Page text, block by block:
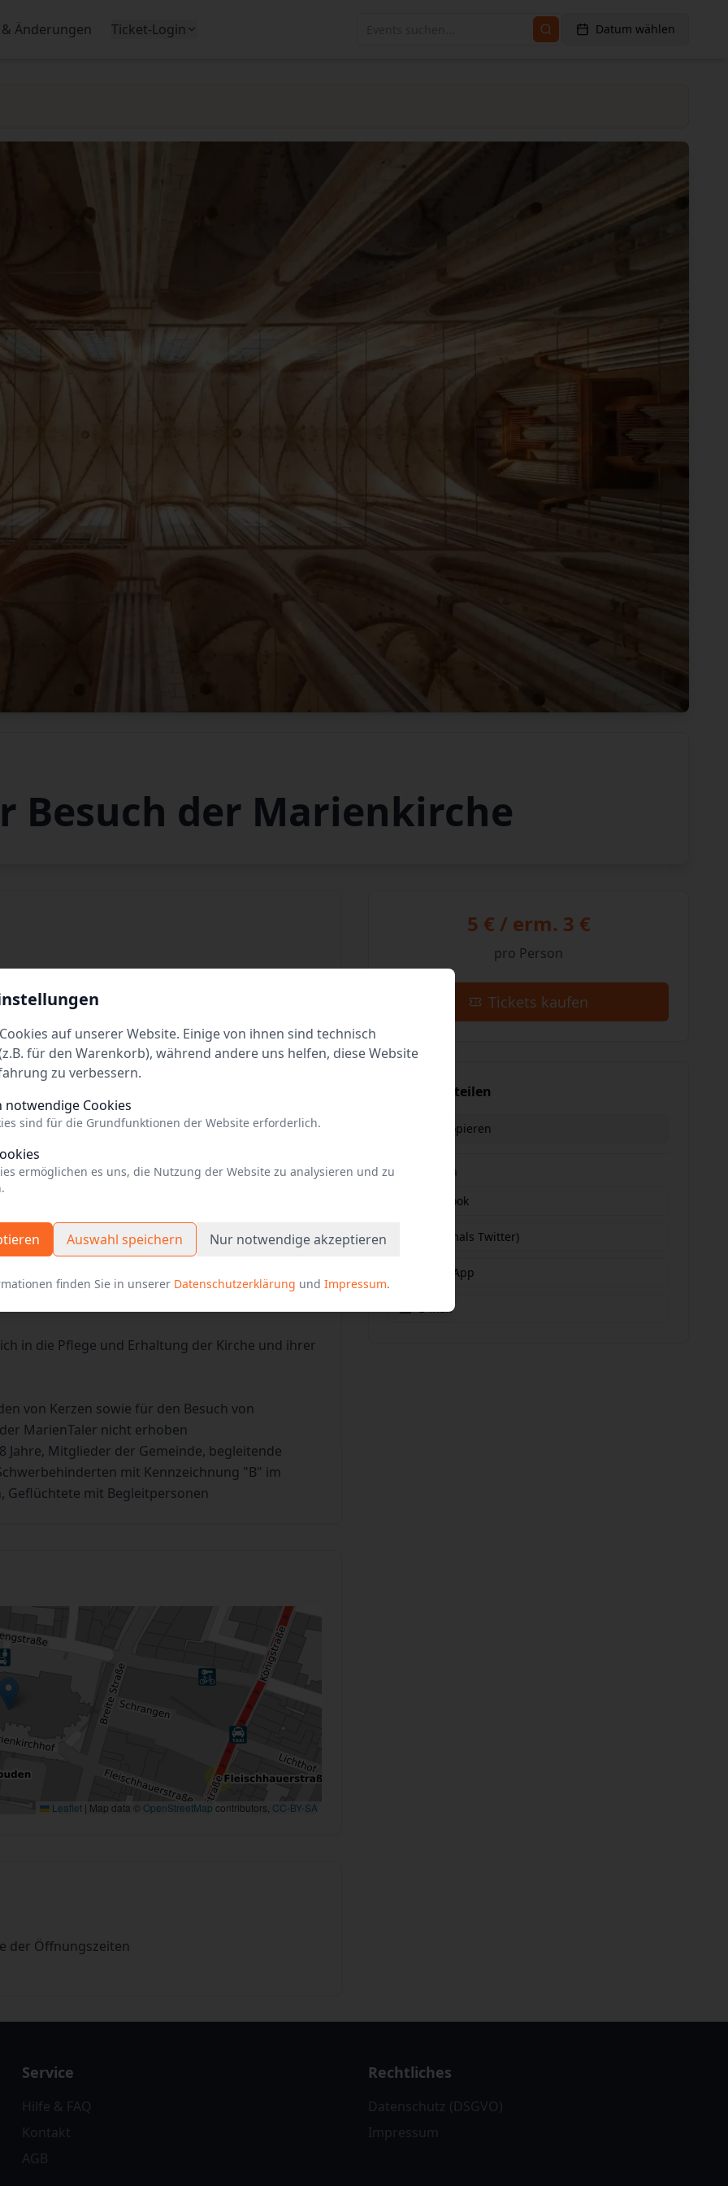
Änderungen Ticket-Login Datum wählen
Besuch der Marienkirche
Dienstag
Donnerstag 10:00 - 18:00
Samstag
der Webseite der Einrichtung
Geschichte
in die Pflege und Erhaltung der Kirche und ihrer
von Kerzen sowie für den Besuch von
MarienTaler nicht erhoben
Jahre, Mitglieder der Gemeinde, begleitende
mit Kennzeichnung "B" im
Geflüchtete mit Begleitpersonen
Leaflet | Map data ©OpenStreetMap contributors, CC-BY-SA
der Öffnungszeiten
5 € / erm. 3 €
pro Person
Tickets kaufen
Event teilen
Link kopieren
Social Media
Facebook
X (vormals Twitter)
WhatsApp
E-Mail
Service
Hilfe & FAQ
Kontakt
AGB
Rechtliches
Datenschutz (DSGVO)
Impressum
auf unserer Website. Einige von ihnen sind technisch
für den Warenkorb), während andere uns helfen, diese Website
zu verbessern.
notwendige Cookies
sind für die Grundfunktionen der Website erforderlich.
ermöglichen es uns, die Nutzung der Website zu analysieren und zu
Auswahl speichern Nur notwendige akzeptieren
finden Sie in unserer Datenschutzerklärung und Impressum.